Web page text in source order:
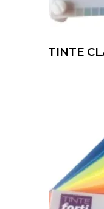
TINTE